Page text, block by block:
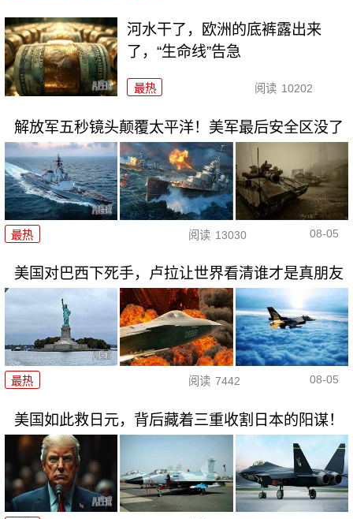
河水干了，欧洲的底裤露出来
了，“生命线”告急
最热 阅读 10202
解放军五秒镜头颠覆太平洋！美军最后安全区没了
最热 阅读 13030 08-05
美国对巴西下死手，卢拉让世界看清谁才是真朋友
最热 阅读 7442 08-05
美国如此救日元，背后藏着三重收割日本的阳谋！